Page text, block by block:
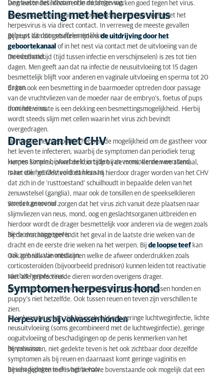
lang buiten het lichaam of in de omgeving.
De meeste desinfecterende middelen werken goed tegen het virus.
Besmetting met het herpesvirus
De voornaamste manier dat uw hond besmet kan raken met het
herpesvirus is via direct contact. In verreweg de meeste gevallen
gebeurt dit door snuffelen en likken.
Bij pups kan dit gebeuren tijdensde uitdrijving door het
geboortekanaal of in het nest via contact met de uitvloeiing van de
moederhond.
De incubatietijd (tijd tussen infectie en verschijnselen) is zes tot tien
dagen. Men geeft aan dat na infectie de neusuitvloeiing tot 15 dagen
besmettelijk blijft voor anderen en vaginale uitvloeiing en sperma tot 20
dagen.
Er kan ook een besmetting in de baarmoeder optreden door passage
van de vruchtvliezen van de moeder naar de embryo’s, foetus of pups
door het virus.
In mindere mate is een dekking een besmettingsmogelijkheid. Hierbij
wordt steeds slijm met cellen waarin het virus zich bevindt
overgedragen.
Drager van het CHV
De meeste herpessoorten hebben de mogelijkheid om de gastheer voor
het leven te infecteren, waarbij de symptomen dan periodiek terug
kunnen komen bijvoorbeeld in tijden van verminderde weerstand.
Herpes Simplex, ofwel de koortslip bij de mens, kennen we allemaal,
maar ook het CHV voldoet hieraan.
Is het dier geïnfecteerd dan kan hij hierdoor drager worden van het CHV
dat zich in de ‘rusttoestand’ schuilhoudt in bepaalde delen van het
zenuwstelsel (ganglia), maar ook de tonsillen en de speekselklieren
worden genoemd.
Stress kan ervoor zorgen dat het virus zich vanuit deze plaatsen naar
slijmvliezen van neus, mond, oog en geslachtsorganen uitbreiden en
hierdoor wordt de drager besmettelijk voor anderen via de wegen zoals
hierboven aangegeven.
Bij de drachtige teef is dit het geval in de laatste drie weken van de
dracht en de eerste drie weken na het werpen. Bij de loopse teef kan
ook zo’n situatie ontstaan.
Ook gebruik van medicijnen welke de afweer onderdrukken zoals
corticosteroïden (bijvoorbeeld prednison) kunnen leiden tot reactivatie
van het herpes virus.
Niet alle geïnfecteerde dieren worden overigens drager.
Symptomen herpesvirus hond
De symptomen van een herpesinfectie zijn voor volwassen honden en
puppy’s niet hetzelfde. Ook tussen reuen en teven zijn verschillen te
zien.
Herpesvirus bij volwassen honden
Bij volwassen reuen zijn bijvoorbeeld een geringe luchtweginfectie, lichte
neusuitvloeiing (soms gecombineerd met de luchtweginfectie), geringe
ooguitvloeiing of beschadigingen op de penis kenmerken van het
herpesvirus.
Bij volwassen, niet-gedekte teven is het ook zichtbaar door dezelfde
symptomen als bij reuen en daarnaast komt geringe vaginitis en
beschadigingen in de vagina voor.
Bij een gedekte teef is het behalve bovenstaande ook mogelijk dat een